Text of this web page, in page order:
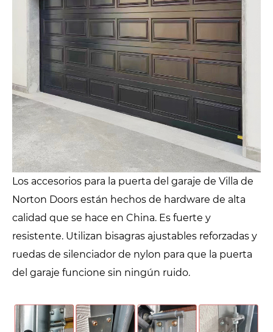
Los accesorios para la puerta del garaje de Villa de
Norton Doors están hechos de hardware de alta
calidad que se hace en China. Es fuerte y
resistente. Utilizan bisagras ajustables reforzadas y
ruedas de silenciador de nylon para que la puerta
del garaje funcione sin ningún ruido.